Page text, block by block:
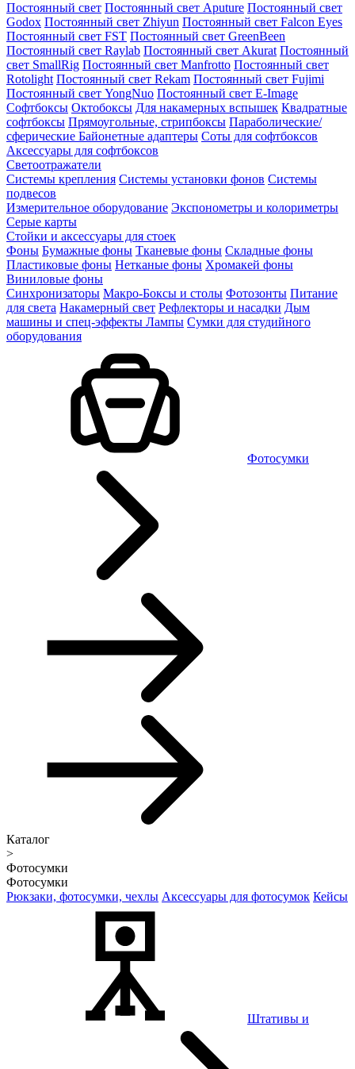
Постоянный свет Постоянный свет Aputure Постоянный свет
Godox Постоянный свет Zhiyun Постоянный свет Falcon Eyes
Постоянный свет FST Постоянный свет GreenBeen
Постоянный свет Raylab Постоянный свет Akurat Постоянный
свет SmallRig Постоянный свет Manfrotto Постоянный свет
Rotolight Постоянный свет Rekam Постоянный свет Fujimi
Постоянный свет YongNuo Постоянный свет E-Image
Софтбоксы Октобоксы Для накамерных вспышек Квадратные
софтбоксы Прямоугольные, стрипбоксы Параболические/
сферические Байонетныe адаптеры Соты для софтбоксов
Аксессуары для софтбоксов
Светоотражатели
Системы крепления Системы установки фонов Системы
подвесов
Измерительное оборудование Экспонометры и колориметры
Серые карты
Стойки и аксессуары для стоек
Фоны Бумажные фоны Тканевые фоны Складные фоны
Пластиковые фоны Нетканые фоны Хромакей фоны
Виниловые фоны
Синхронизаторы Макро-Боксы и столы Фотозонты Питание
для света Накамерный свет Рефлекторы и насадки Дым
машины и спец-эффекты Лампы Сумки для студийного
оборудования
Фотосумки
Каталог
>
Фотосумки
Фотосумки
Рюкзаки, фотосумки, чехлы Аксессуары для фотосумок Кейсы
Штативы и